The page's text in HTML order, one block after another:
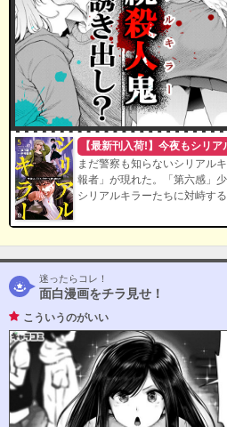
【最新刊入荷!】今夜もシリ
まだ警察も知らないシリアル
報者」が現れた。「第六感」
シリアルキラーたちに対峙す
迷ったらコレ！
面白漫画をチラ見せ！
こういうのがいい